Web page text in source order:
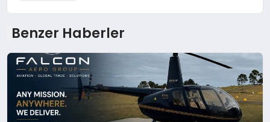
Benzer Haberler